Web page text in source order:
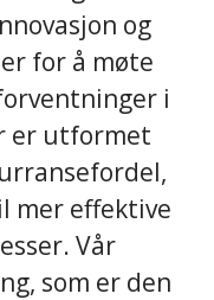
og
for å møte
i
er utformet
mer effektive
Vår
som er den